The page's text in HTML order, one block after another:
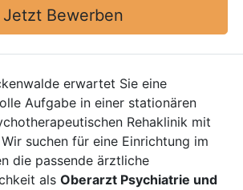
Jetzt Bewerben
erwartet Sie eine
Aufgabe in einer stationären
Rehaklinik mit
suchen für eine Einrichtung im
die passende ärztliche
als Oberarzt Psychiatrie und